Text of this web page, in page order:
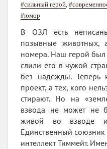
#сильный герой,
#юмор
В ОЗЛ есть
позывные животных,
номера. Наш герой
слили его в чужой
без надежды. Теперь
проект, а тех, кого
стирают. Но на
взвода не может не
живой во взводе и
Единственный союзник
интеллект Тиммейт.